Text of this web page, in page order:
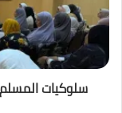
سلوكيات